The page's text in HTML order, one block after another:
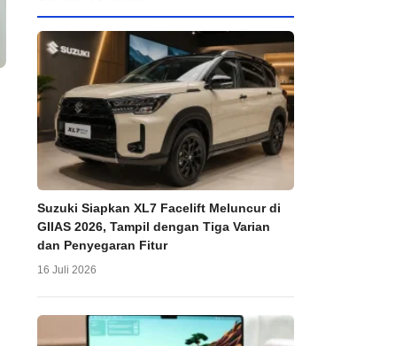
Suzuki Siapkan XL7 Facelift Meluncur di
GIIAS 2026, Tampil dengan Tiga Varian
dan Penyegaran Fitur
16 Juli 2026